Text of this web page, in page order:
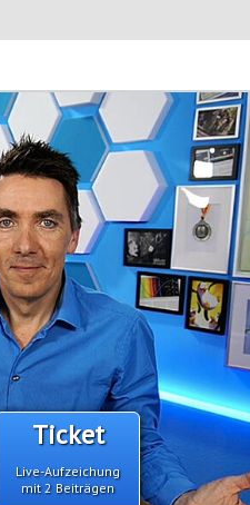
Ticket
Live-Aufzeichung
mit 2 Beiträgen